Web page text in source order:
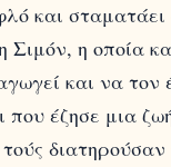
και
Σιμόν, η οποία
και να τον
που έζησε μια